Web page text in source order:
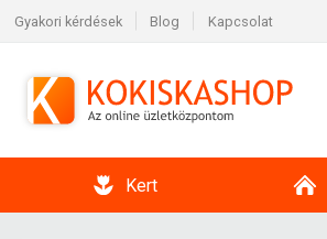
Gyakori kérdések Blog Kapcsolat
Kert